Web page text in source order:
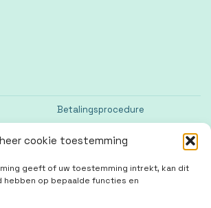
cookie toestemming
geeft of uw toestemming intrekt, kan dit
hebben op bepaalde functies en
Betalingsprocedure